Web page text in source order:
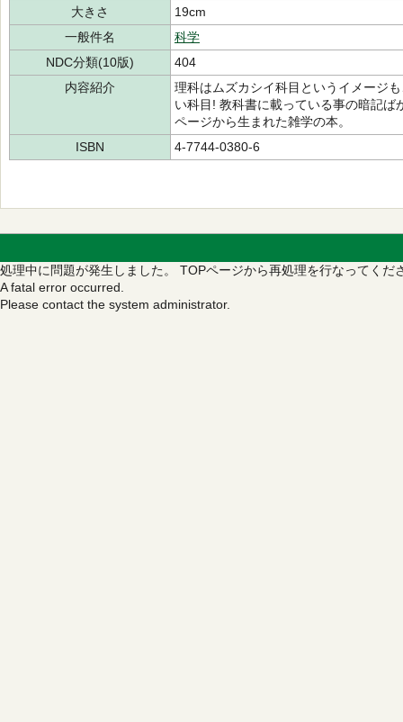
大きさ
19cm
一般件名
科学
NDC分類(10版)
404
内容紹介
理科はムズカシイ科目というイメージ
い科目! 教科書に載っている事の暗記
ページから生まれた雑学の本。
ISBN
4-7744-0380-6
処理中に問題が発生しました。 TOPページから再処理を行なってくだ
A fatal error occurred.
Please contact the system administrator.